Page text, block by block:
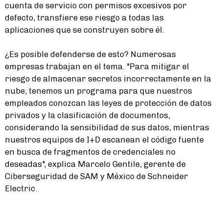
cuenta de servicio con permisos excesivos por
defecto, transfiere ese riesgo a todas las
aplicaciones que se construyen sobre él.
¿Es posible defenderse de esto? Numerosas
empresas trabajan en el tema. "Para mitigar el
riesgo de almacenar secretos incorrectamente en la
nube, tenemos un programa para que nuestros
empleados conozcan las leyes de protección de datos
privados y la clasificación de documentos,
considerando la sensibilidad de sus datos, mientras
nuestros equipos de I+D escanean el código fuente
en busca de fragmentos de credenciales no
deseadas", explica Marcelo Gentile, gerente de
Ciberseguridad de SAM y México de Schneider
Electric.